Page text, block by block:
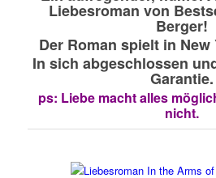
Liebesroman von
Berger!
Der Roman spielt in
In sich abgeschlossen
Garantie.
ps: Liebe macht alles
nicht.